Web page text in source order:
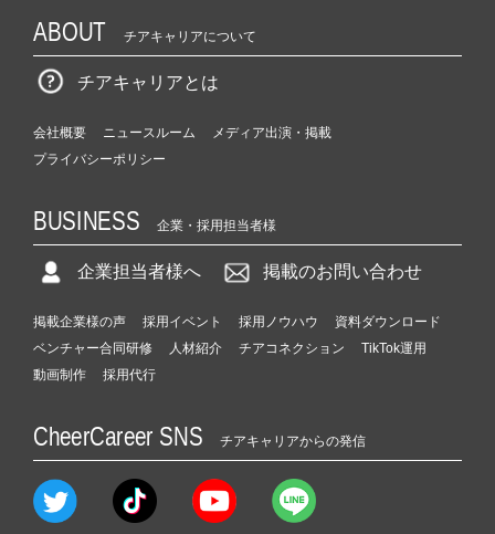
チ
ャ
ー
業！！
チ
ャ
ー・
長
企
ス
ト
ABOUT チアキャリアについて
チアキャリアとは
会社概要 ニュースルーム
メディア出演・掲載
プライバシーポリシー
BUSINESS 企業・採用担当者様
企業担当者様へ 掲載のお問い合わせ
掲載企業様の声 採用イベント 採用ノウハウ
資料ダウンロード
ベンチャー合同研修
人材紹介 チアコネクション
TikTok運用
動画制作
採用代行
CheerCareer SNS チアキャリアからの発信